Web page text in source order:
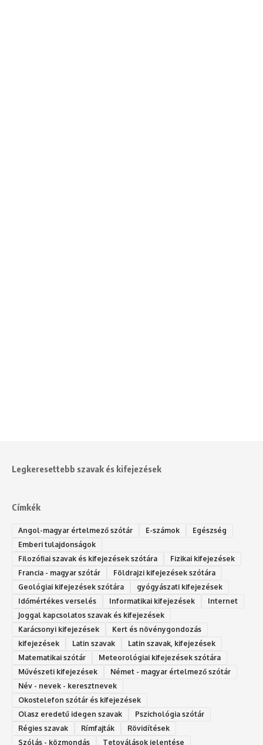
Legkeresettebb szavak és kifejezések
Címkék
Angol-magyar értelmező szótár E-számok
Egészség
Emberi tulajdonságok
Filozófiai szavak és kifejezések szótára
Fizikai kifejezések
Francia - magyar szótár
Földrajzi kifejezések szótára
Geológiai kifejezések szótára
gyógyászati kifejezések
Időmértékes verselés
Informatikai kifejezések
Internet
Joggal kapcsolatos szavak és kifejezések
Karácsonyi kifejezések
Kert és növénygondozás
kifejezések
Latin szavak
Latin szavak, kifejezések
Matematikai szótár
Meteorológiai kifejezések szótára
Művészeti kifejezések
Német - magyar értelmező szótár
Név - nevek - keresztnevek
Okostelefon szótár és kifejezések
Olasz eredetű idegen szavak
Ps‮gólohciz‬ia s‮átóz‬r
Régies szavak
Rímfajták
Rövidítések
Szólás - közmondás
Tetoválások jelentése